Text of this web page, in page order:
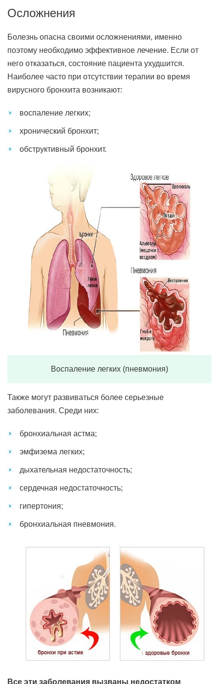
Осложнения
Болезнь опасна своими осложнениями, именно
поэтому необходимо эффективное лечение. Если от
него отказаться, состояние пациента ухудшится.
Наиболее часто при отсутствии терапии во время
вирусного бронхита возникают:
воспаление легких;
хронический бронхит;
обструктивный бронхит.
Воспаление легких (пневмония)
Также могут развиваться более серьезные
заболевания. Среди них:
бронхиальная астма;
эмфизема легких;
дыхательная недостаточность;
сердечная недостаточность;
гипертония;
бронхиальная пневмония.
Все эти заболевания вызваны недостатком